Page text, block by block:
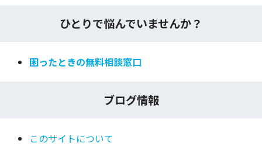
ひとりで悩んでいませんか？
困ったときの無料相談窓口
ブログ情報
このサイトについて